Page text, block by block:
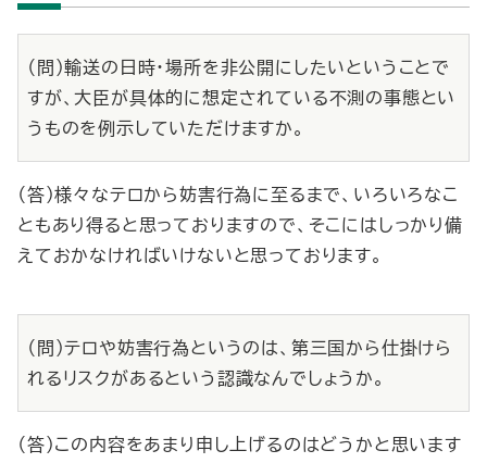
（問）輸送の日時・場所を非公開にしたいということで
すが、大臣が具体的に想定されている不測の事態とい
うものを例示していただけますか。
（答）様々なテロから妨害行為に至るまで、いろいろなこ
ともあり得ると思っておりますので、そこにはしっかり備
えておかなければいけないと思っております。
（問）テロや妨害行為というのは、第三国から仕掛けら
れるリスクがあるという認識なんでしょうか。
（答）この内容をあまり申し上げるのはどうかと思います